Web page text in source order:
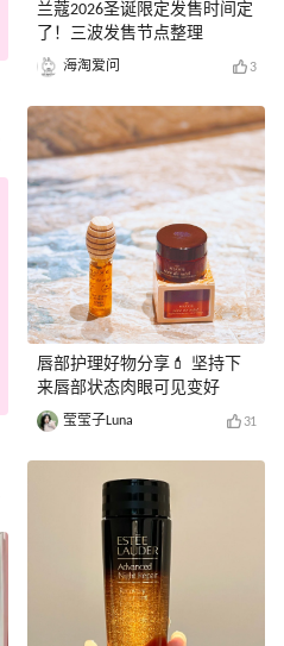
兰蔻2026圣诞限定发售时间定
了！三波发售节点整理
海淘爱问 3
唇部护理好物分享💄 坚持下
来唇部状态肉眼可见变好
莹莹子Luna 31